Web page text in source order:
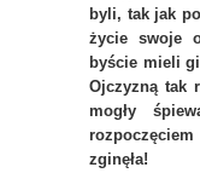
byli, tak jak
życie swoje
byście mieli
Ojczyzną tak
mogły
zginęła!